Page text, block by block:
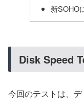
新SOHO
Disk Speed
今回のテストは、